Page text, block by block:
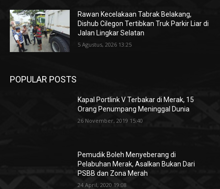
Rawan Kecelakaan Tabrak Belakang,
Dishub Cilegon Tertibkan Truk Parkir Liar di
Jalan Lingkar Selatan
5 Agustus, 2026 13:25
POPULAR POSTS
Kapal Portlink V Terbakar di Merak, 15
Orang Penumpang Meninggal Dunia
26 November, 2019 15:40
Pemudik Boleh Menyeberang di
Pelabuhan Merak, Asalkan Bukan Dari
PSBB dan Zona Merah
24 April, 2020 19:08